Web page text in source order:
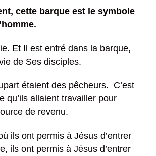
cette barque est le symbole
Et Il est entré dans la barque,
de Ses disciples.
étaient des pêcheurs. C’est
qu’ils allaient travailler pour
de revenu.
ils ont permis à Jésus d’entrer
ils ont permis à Jésus d’entrer